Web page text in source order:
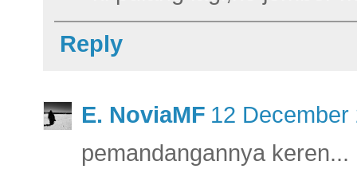
Reply
E. NoviaMF 12
pemandangannya keren...